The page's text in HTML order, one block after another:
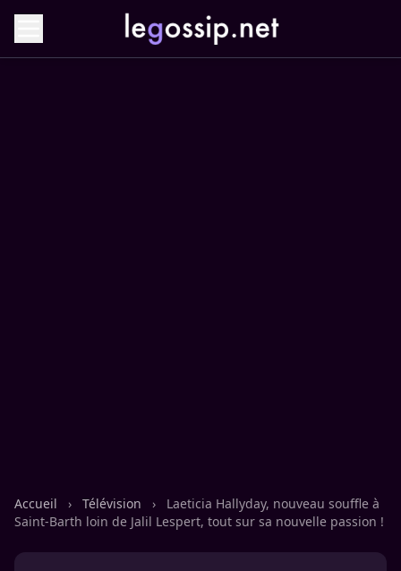
Accueil › Télévision ›
Laeticia Hallyday, nouveau souffle à
Saint-Barth loin de Jalil Lespert, tout sur sa nouvelle passion !